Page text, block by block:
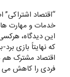
“اقتصاد
خدمات و مهارت
این دیدگاه،
که نهایتاً بازی
اقتصاد مشترک هم
فردی را کاهش می